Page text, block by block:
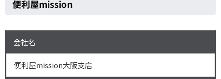
便利屋mission
会社名
便利屋mission大阪支店